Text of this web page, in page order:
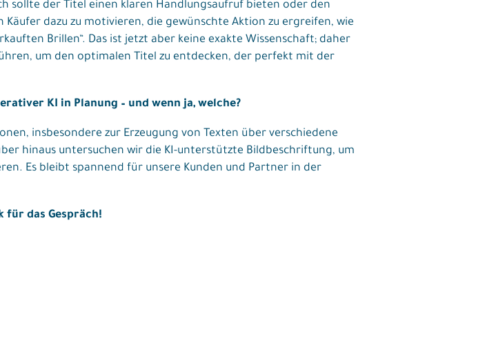
sollte der Titel einen klaren Handlungsaufruf bieten oder den
dazu zu motivieren, die gewünschte Aktion zu ergreifen, wie
Brillen“. Das ist jetzt aber keine exakte Wissenschaft; daher
um den optimalen Titel zu entdecken, der perfekt mit der
KI in Planung – und wenn ja, welche?
insbesondere zur Erzeugung von Texten über verschiedene
hinaus untersuchen wir die KI-unterstützte Bildbeschriftung, um
Es bleibt spannend für unsere Kunden und Partner in der
für das Gespräch!